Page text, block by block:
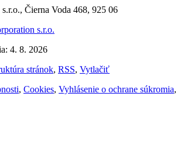
Čierna Voda 468, 925 06
s.r.o.
4. 8. 2026
stránok, RSS, Vytlačiť
, Cookies, Vyhlásenie o ochrane súkromia,